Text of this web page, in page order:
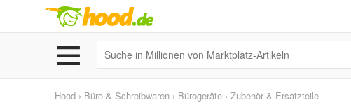
Hood › Büro & Schreibwaren › Bürogeräte › Zubehör & Ersatzteile